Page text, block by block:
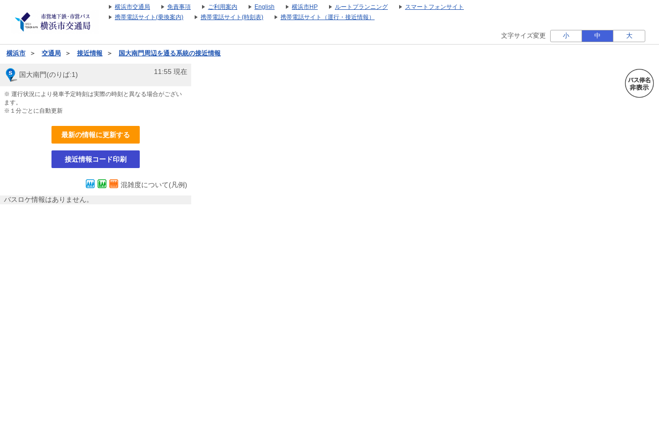
横浜市交通局 免責事項 ご利用案内 English 横浜市HP ルートプランニング
スマートフォンサイト
携帯電話サイト(乗換案内)
携帯電話サイト(時刻表) 携帯電話サイト（運行・接近情報）
文字サイズ変更 小 中 大
横浜市 ＞ 交通局 ＞ 接近情報 ＞ 国大南門周辺を通る系統の接近情報
国大南門(のりば:1) 11:55 現在
※ 運行状況により発車予定時刻は実際の時刻と異なる場合がござい
ます。
※１分ごとに自動更新
最新の情報に更新する
接近情報コード印刷
混雑度について(凡例)
バスロケ情報はありません。